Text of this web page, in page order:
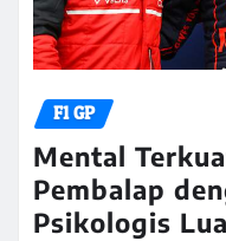
F1 GP
Mental
Pembalap
Psikologis